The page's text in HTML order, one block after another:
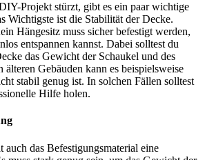
Projekt stürzt, gibt es ein paar wichtige
Wichtigste ist die Stabilität der Decke.
Hängesitz muss sicher befestigt werden,
entspannen kannst. Dabei solltest du
das Gewicht der Schaukel und des
älteren Gebäuden kann es beispielsweise
stabil genug ist. In solchen Fällen solltest
Hilfe holen.
auch das Befestigungsmaterial eine